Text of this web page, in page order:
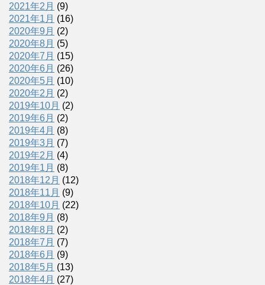
2021年2月 (9)
2021年1月 (16)
2020年9月 (2)
2020年8月 (5)
2020年7月 (15)
2020年6月 (26)
2020年5月 (10)
2020年2月 (2)
2019年10月 (2)
2019年6月 (2)
2019年4月 (8)
2019年3月 (7)
2019年2月 (4)
2019年1月 (8)
2018年12月 (12)
2018年11月 (9)
2018年10月 (22)
2018年9月 (8)
2018年8月 (2)
2018年7月 (7)
2018年6月 (9)
2018年5月 (13)
2018年4月 (27)